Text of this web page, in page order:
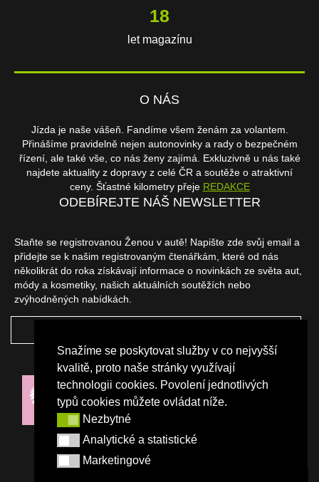
Snažíme se poskytovat služby v co nejvyšší
kvalitě, proto naše stránky využívají
technologii cookies. Povolení jednotlivých
typů cookies můžete ovládat níže.
NezbytnéNezbytné
Analytické a statistické
Analytické a statistické
Marketingové
Marketingové
18
let magazínu
O NÁS
Jízda je naše vášeň. Fandíme všem ženám za volantem.
Přinášíme pravidelně nejen autonovinky a rady o bezpečném
řízení, ale také vše, co nás ženy zajímá. Exkluzivně u nás také
najdete aktuality z dopravy z celé ČR a soutěže o atraktivní
ceny. Šťastné kilometry přeje REDAKCE
ODEBÍREJTE NÁŠ NEWSLETTER
Staňte se registrovanou Ženou v autě! Napište zde svůj email a
přidejte se k našim registrovaným čtenářkám, které od nás
několikrát do roka získávají informace o novinkách ze světa aut,
módy a kosmetiky, našich aktuálních soutěžích nebo
zvýhodněných nabídkách.
NAŠI PARTNEŘI